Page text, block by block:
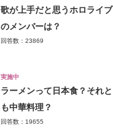
歌が上手だと思うホロライブ
のメンバーは？
回答数：23869
実施中
ラーメンって日本食？それと
も中華料理？
回答数：19655